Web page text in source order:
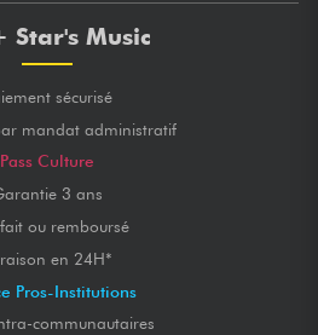
Star's Music
sécurisé
mandat administratif
Pass Culture
3 ans
ou remboursé
en 24H*
Pros-Institutions
communautaires